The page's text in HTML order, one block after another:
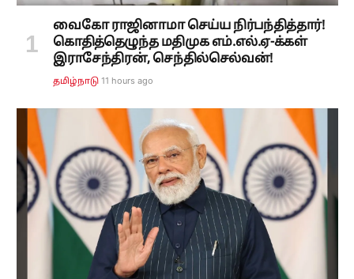
வைகோ ராஜினாமா செய்ய நிர்பந்தித்தார்!
கொதித்தெழுந்த மதிமுக எம்.எல்.ஏ-க்கள்
இராசேந்திரன், செந்தில்செல்வன்!
தமிழ்நாடு 11 hours ago